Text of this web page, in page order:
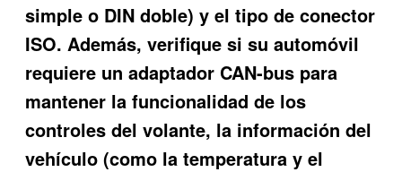
simple o DIN doble) y el tipo de conector
ISO. Además, verifique si su automóvil
requiere un adaptador CAN-bus para
mantener la funcionalidad de los
controles del volante, la información del
vehículo (como la temperatura y el